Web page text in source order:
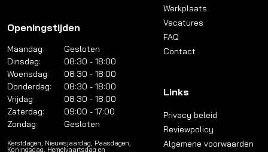
Openingstijden
Maandag:
Gesloten
Dinsdag:
08:30 - 18:00
Woensdag:
08:30 - 18:00
Donderdag:
08:30 - 18:00
Vrijdag:
08:30 - 18:00
Zaterdag:
09:00 - 17:00
Zondag:
Gesloten
Kerstdagen, Nieuwsjaardag, Paasdagen,
Koningsdag, Hemelvaartsdag en
Werkplaats
Vacatures
FAQ
Contact
Links
Privacy beleid
Reviewpolicy
Algemene voorwaarden